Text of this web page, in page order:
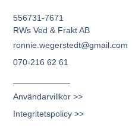
556731-7671
RWs Ved & Frakt AB
ronnie.wegerstedt@gmail.com
070-216 62 61
Användarvillkor >>
Integritetspolicy >>